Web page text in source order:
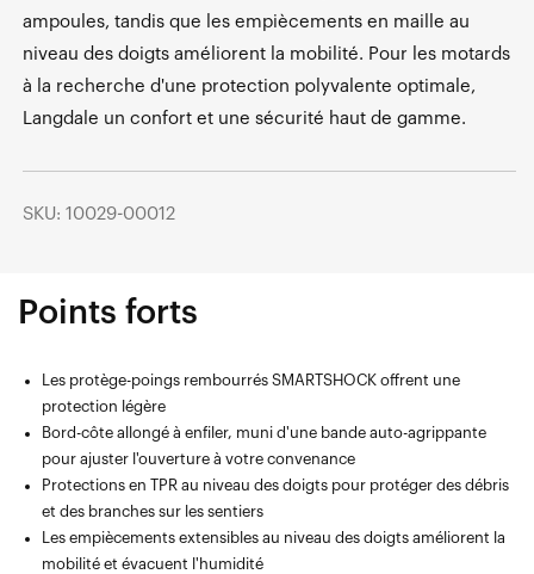
ampoules, tandis que les empiècements en maille au
niveau des doigts améliorent la mobilité. Pour les motards
à la recherche d'une protection polyvalente optimale,
Langdale un confort et une sécurité haut de gamme.
SKU: 10029-00012
Points forts
Les protège-poings rembourrés SMARTSHOCK offrent une
protection légère
Bord-côte allongé à enfiler, muni d'une bande auto-agrippante
pour ajuster l'ouverture à votre convenance
Protections en TPR au niveau des doigts pour protéger des débris
et des branches sur les sentiers
Les empiècements extensibles au niveau des doigts améliorent la
mobilité et évacuent l'humidité